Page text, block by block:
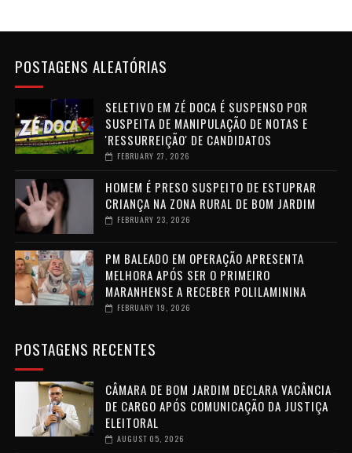
POSTAGENS ALEATÓRIAS
SELETIVO EM ZÉ DOCA É SUSPENSO POR
SUSPEITA DE MANIPULAÇÃO DE NOTAS E
'RESSURREIÇÃO' DE CANDIDATOS
FEBRUARY 27, 2026
HOMEM É PRESO SUSPEITO DE ESTUPRAR
CRIANÇA NA ZONA RURAL DE BOM JARDIM
FEBRUARY 23, 2026
PM BALEADO EM OPERAÇÃO APRESENTA
MELHORA APÓS SER O PRIMEIRO
MARANHENSE A RECEBER POLILAMININA
FEBRUARY 19, 2026
POSTAGENS RECENTES
CÂMARA DE BOM JARDIM DECLARA VACÂNCIA
DE CARGO APÓS COMUNICAÇÃO DA JUSTIÇA
ELEITORAL
AUGUST 05, 2026